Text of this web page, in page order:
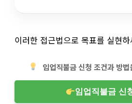
이러한 접근법으로 목표를 실현
임업직불금 신청 조건과 방
임업직불금 신